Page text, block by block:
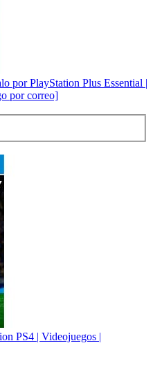
por PlayStation Plus Essential |
por correo]
PS4 | Videojuegos |